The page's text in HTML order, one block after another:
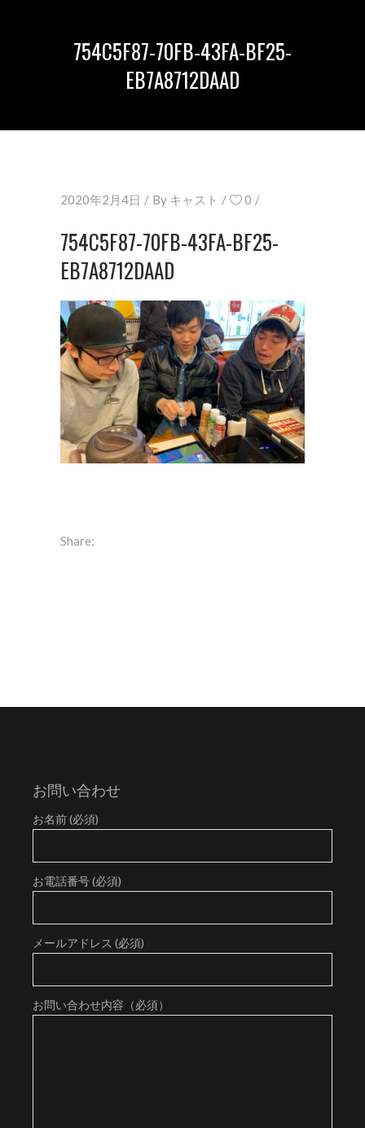
754C5F87-70FB-43FA-BF25-
EB7A8712DAAD
2020年2月4日 By キャスト 0
754C5F87-70FB-43FA-BF25-
EB7A8712DAAD
Share:
お問い合わせ
お名前 (必須)
お電話番号 (必須)
メールアドレス (必須)
お問い合わせ内容（必須）